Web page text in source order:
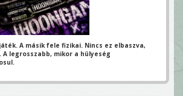
A másik fele fizikai. Nincs ez elbaszva,
A legrosszabb, mikor a hülyeség